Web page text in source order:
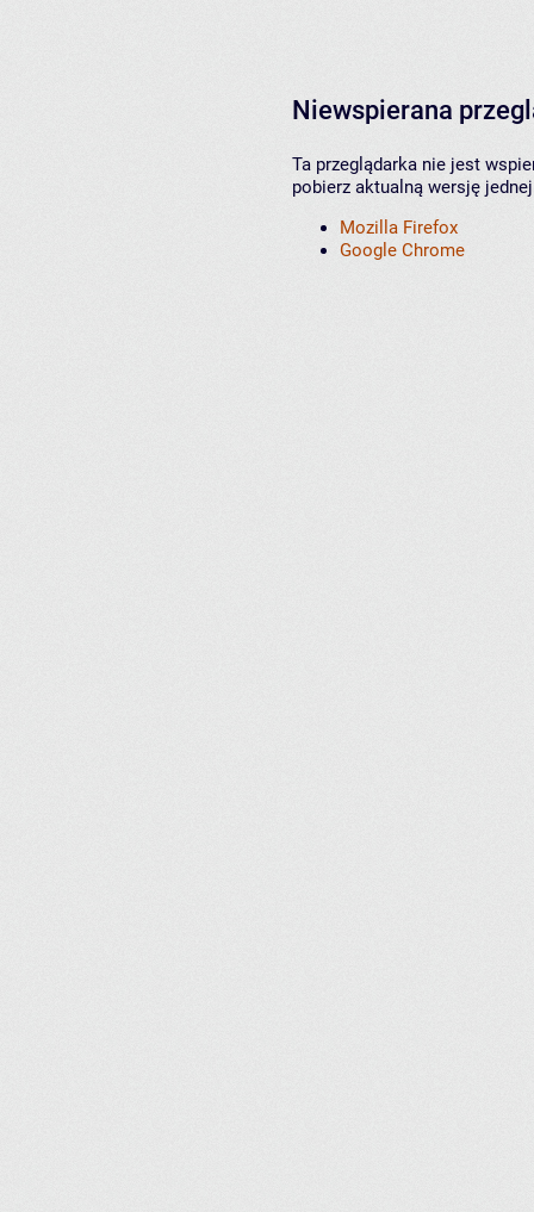
Niewspierana
Ta przeglądarka nie jest
pobierz aktualną wersję
Mozilla Firefox
Google Chrome